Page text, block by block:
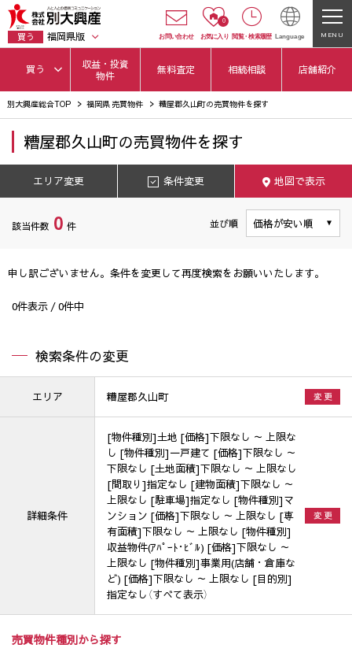
買う 福岡県版 お問い合わせ
0
お気に入り 閲覧・ 検索履歴 Language MENU
買う
収益・投資
物件
無料査定 相続相談 店舗紹介
別大興産総合TOP 福岡県 売買物件 糟屋郡久山町の売買物件を探す
エリア変更 条件変更 地図で表示
糟屋郡久山町の売買物件を探す
該当件数 0 件 並び順
申し訳ございません。条件を変更して再度検索をお願いいたします。
0件表示 /0件中
検索条件の変更
エリア 糟屋郡久山町 変 更
詳細条件
[物件種別]土地 [価格]下限なし ～ 上限な
し [物件種別]一戸建て [価格]下限なし ～
下限なし [土地面積]下限なし ～ 上限なし
[間取り]指定なし [建物面積]下限なし ～
上限なし [駐車場]指定なし [物件種別]マ
ンション [価格]下限なし ～ 上限なし [専
有面積]下限なし ～ 上限なし [物件種別]
収益物件(ｱﾊﾟｰﾄ･ﾋﾞﾙ) [価格]下限なし ～
上限なし [物件種別]事業用(店舗・倉庫な
ど) [価格]下限なし ～ 上限なし [目的別]
指定なし（すべて表示）
変 更
売買物件種別から探す